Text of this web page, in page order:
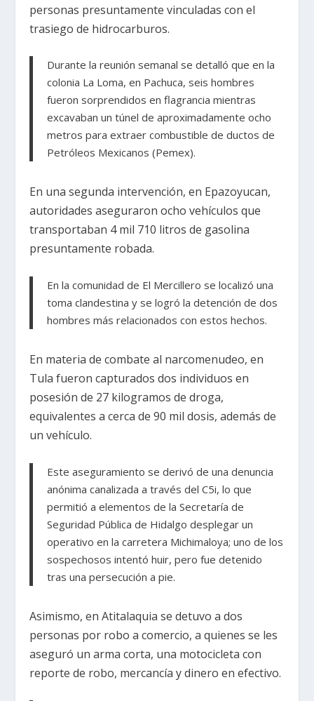
personas presuntamente vinculadas con el
trasiego de hidrocarburos.
Durante la reunión semanal se detalló que en la
colonia La Loma, en Pachuca, seis hombres
fueron sorprendidos en flagrancia mientras
excavaban un túnel de aproximadamente ocho
metros para extraer combustible de ductos de
Petróleos Mexicanos (Pemex).
En una segunda intervención, en Epazoyucan,
autoridades aseguraron ocho vehículos que
transportaban 4 mil 710 litros de gasolina
presuntamente robada.
En la comunidad de El Mercillero se localizó una
toma clandestina y se logró la detención de dos
hombres más relacionados con estos hechos.
En materia de combate al narcomenudeo, en
Tula fueron capturados dos individuos en
posesión de 27 kilogramos de droga,
equivalentes a cerca de 90 mil dosis, además de
un vehículo.
Este aseguramiento se derivó de una denuncia
anónima canalizada a través del C5i, lo que
permitió a elementos de la Secretaría de
Seguridad Pública de Hidalgo desplegar un
operativo en la carretera Michimaloya; uno de los
sospechosos intentó huir, pero fue detenido
tras una persecución a pie.
Asimismo, en Atitalaquia se detuvo a dos
personas por robo a comercio, a quienes se les
aseguró un arma corta, una motocicleta con
reporte de robo, mercancía y dinero en efectivo.